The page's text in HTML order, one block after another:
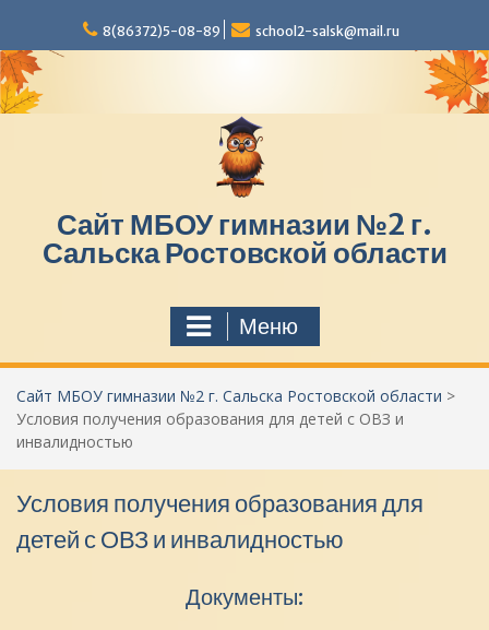
р
е
й
8(86372)5-08-89 school2-salsk@mail.ru
Сайт МБОУ гимназии №2 г.
Сальска Ростовской области
Меню
Сайт МБОУ гимназии №2 г. Сальска Ростовской области >
Условия получения образования для детей с ОВЗ и
инвалидностью
Условия получения образования для
детей с ОВЗ и инвалидностью
Документы: